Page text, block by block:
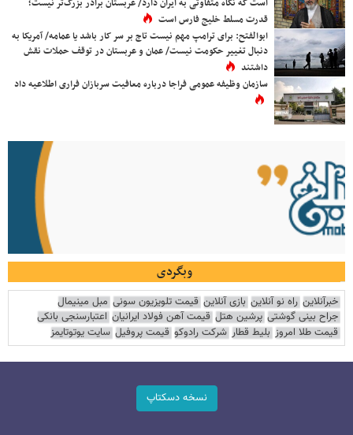
قدرت مسلط خلیج فارس است
ابوالفتح: برای ترامپ مهم نیست تاج بر سر کار باشد یا عمامه/ آمریکا به
دنبال تغییر حکومت نیست/ عمان و عربستان در توقف حملات نقش
داشتند
سازمان وظیفه عمومی فراجا درباره معافیت سربازان فراری اطلاعیه داد
وبگردی
خبرآنلاین راه نو آنلاین بازی آنلاین قیمت تلویزیون سونی مبل مینیمال
جراح بینی گوشتی پرشین هتل قیمت آهن فولاد ایرانیان اعتبارسنجی بانکی
قیمت طلا امروز بلیط قطار شرکت رادوکو قیمت پروفیل سایت یوتوتایمز
نسخه دسکتاپ